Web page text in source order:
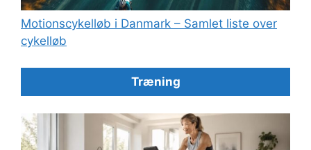
Motionscykelløb i Danmark – Samlet liste over
cykelløb
Træning